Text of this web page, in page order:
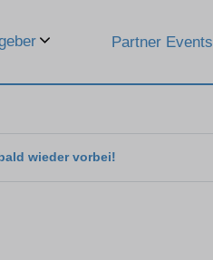
Partner Events
wieder vorbei!